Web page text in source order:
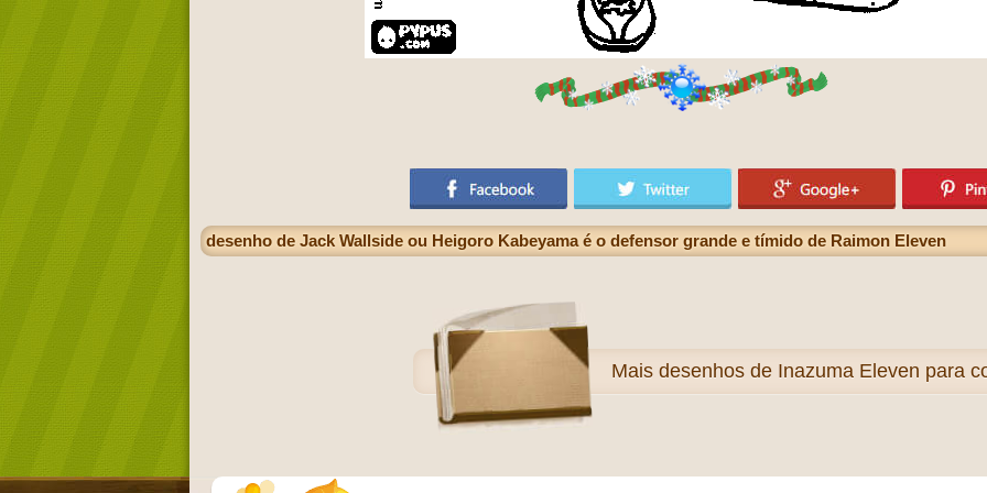
desenho de Jack Wallside ou Heigoro Kabeyama é o defensor grande e tímido de Raimon Eleven
Mais desenhos de Inazuma Eleven para